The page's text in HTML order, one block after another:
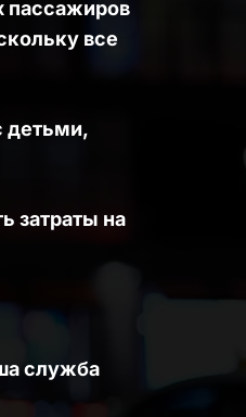
пассажиров
все
детьми,
затраты на
служба